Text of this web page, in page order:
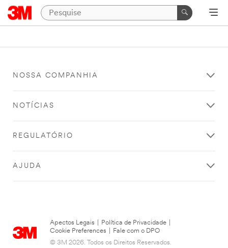
NOSSA COMPANHIA
NOTÍCIAS
REGULATÓRIO
AJUDA
Apectos Legais Política de Privacidade
Cookie Preferences
Fale com o DPO
© 3M 2026. Todos os Direitos Reservados.